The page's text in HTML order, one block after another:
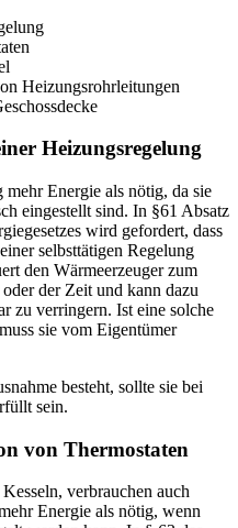
Heizungsrohrleitungen
Heizungsregelung
Energie als nötig, da sie
eingestellt sind. In §61 Absatz
wird gefordert, dass
selbsttätigen Regelung
den Wärmeerzeuger zum
der Zeit und kann dazu
zu verringern. Ist eine solche
sie vom Eigentümer
besteht, sollte sie bei
sein.
von Thermostaten
verbrauchen auch
Energie als nötig, wenn